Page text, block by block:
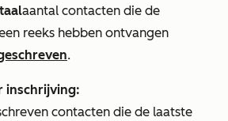
aantal contacten die de
reeks hebben ontvangen
.
inschrijving:
contacten die de laatste